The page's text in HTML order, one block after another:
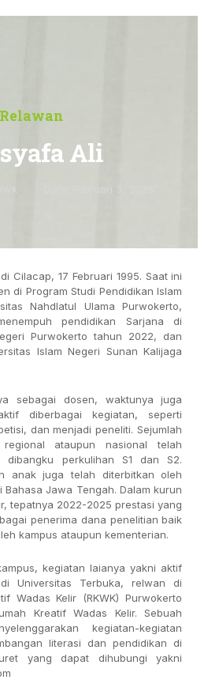
Relawan
Ali
Cilacap, 17 Februari 1995. Saat ini
di Program Studi Pendidikan Islam
Nahdlatul Ulama Purwokerto,
pendidikan Sarjana di
Purwokerto tahun 2022, dan
Islam Negeri Sunan Kalijaga
sebagai dosen, waktunya juga
diberbagai kegiatan, seperti
dan menjadi peneliti. Sejumlah
ataupun nasional telah
dibangku perkulihan S1 dan S2.
anak juga telah diterbitkan oleh
Bahasa Jawa Tengah. Dalam kurun
tepatnya 2022-2025 prestasi yang
penerima dana penelitian baik
kampus ataupun kementerian.
kegiatan laianya yakni aktif
Universitas Terbuka, relwan di
Wadas Kelir (RKWK) Purwokerto
Kreatif Wadas Kelir. Sebuah
kegiatan-kegiatan
literasi dan pendidikan di
yang dapat dihubungi yakni